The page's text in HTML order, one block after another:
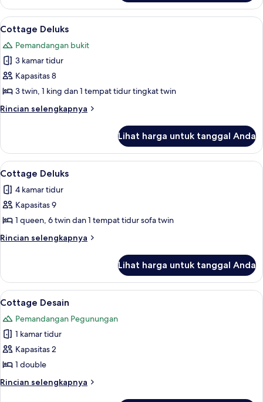
Cottage
Comfort
Lihat
semua
foto
untuk
Cottage
Deluks
Seprai premium, meja kerja, tirai
11
Cottage Deluks
Pemandangan bukit
3 kamar tidur
Kapasitas 8
3 twin, 1 king dan 1 tempat tidur tingkat twin
Rincian selengkapnya
Rincian
Cottage
Deluks
Lihat harga untuk tanggal Anda
Lihat
semua
foto
untuk
Cottage
Deluks
Seprai premium, meja kerja, tirai
11
Cottage Deluks
4 kamar tidur
Kapasitas 9
1 queen, 6 twin dan 1 tempat tidur sofa twin
Rincian selengkapnya
Rincian
Cottage
Deluks
Lihat harga untuk tanggal Anda
Lihat
semua
foto
untuk
Cottage
Desain
Seprai premium, meja kerja, tirai
11
Cottage Desain
Pemandangan Pegunungan
1 kamar tidur
Kapasitas 2
1 double
Rincian selengkapnya
Rincian